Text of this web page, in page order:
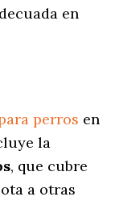
en
perros en
la
, que cubre
a otras